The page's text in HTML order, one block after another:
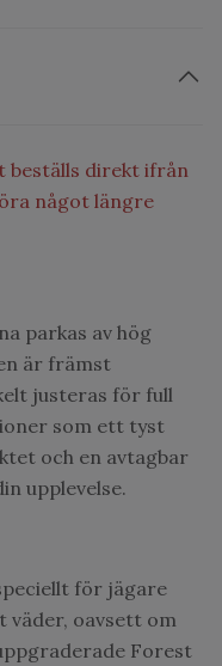
beställs direkt ifrån
något längre
parkas av hög
är främst
justeras för full
som ett tyst
och en avtagbar
upplevelse.
för jägare
oavsett om
Forest